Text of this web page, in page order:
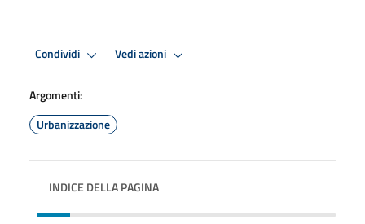
Condividi Vedi azioni
Argomenti:
Urbanizzazione
INDICE DELLA PAGINA